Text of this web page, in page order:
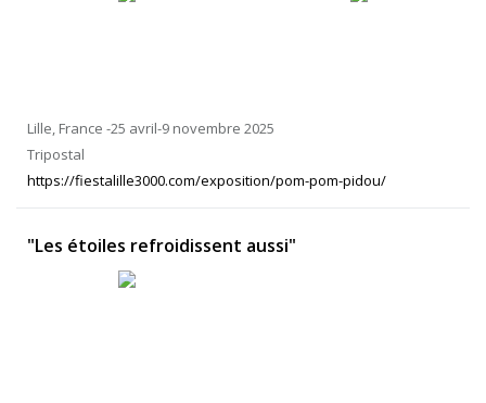
Lille, France -25 avril-9 novembre 2025
Tripostal
https://fiestalille3000.com/exposition/pom-pom-pidou/
"Les étoiles refroidissent aussi"